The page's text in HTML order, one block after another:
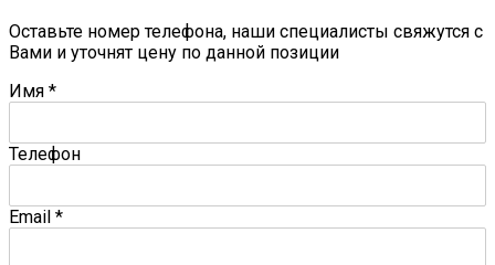
Оставьте номер телефона, наши специалисты свяжутся с
Вами и уточнят цену по данной позиции
Имя *
Телефон
Email *